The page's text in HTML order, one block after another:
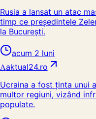
Rusia a lansat un atac
timp ce președintele
la București.
acum 2 luni
Aaktual24.ro
Ucraina a fost ținta unui
multor regiuni, vizând
populate.